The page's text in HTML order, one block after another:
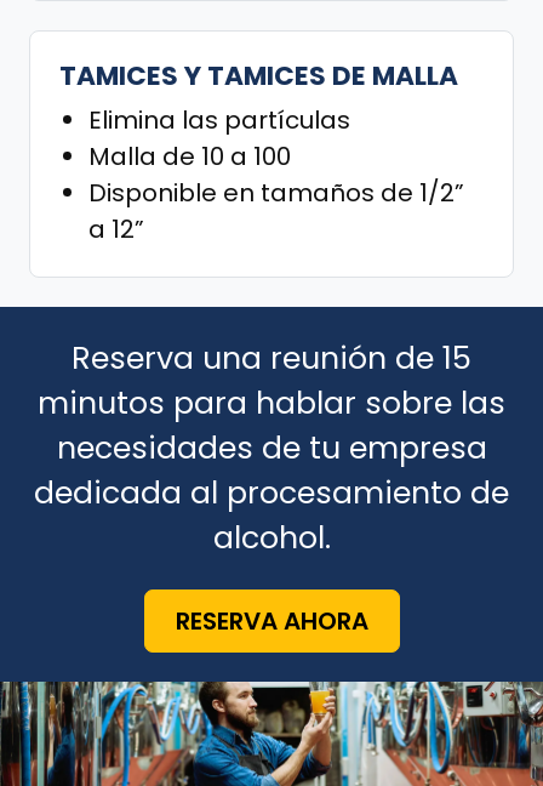
TAMICES Y TAMICES DE MALLA
Elimina las partículas
Malla de 10 a 100
Disponible en tamaños de 1/2”
a 12”
Reserva una reunión de 15
minutos para hablar sobre las
necesidades de tu empresa
dedicada al procesamiento de
alcohol.
RESERVA AHORA